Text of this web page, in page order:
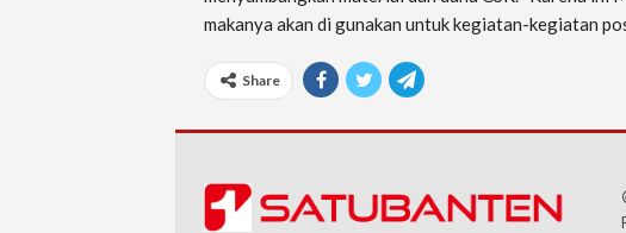
makanya akan di gunakan untuk kegiatan-kegiatan
Share